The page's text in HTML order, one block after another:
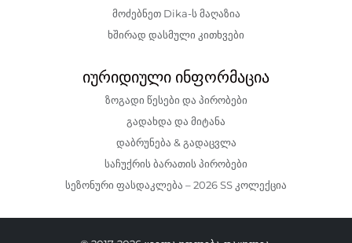
მოძებნეთ Dika-ს მაღაზია
ხშირად დასმული კითხვები
იურიდიული ინფორმაცია
ზოგადი წესები და პირობები
გადახდა და მიტანა
დაბრუნება & გადაცვლა
საჩუქრის ბარათის პირობები
სეზონური ფასდაკლება – 2026 SS კოლექცია